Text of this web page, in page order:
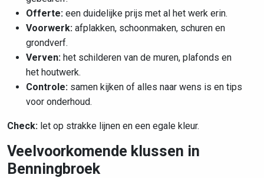
Offerte: een duidelijke prijs met al het werk erin.
Voorwerk: afplakken, schoonmaken, schuren en
grondverf.
Verven: het schilderen van de muren, plafonds en
het houtwerk.
Controle: samen kijken of alles naar wens is en tips
voor onderhoud.
Check: let op strakke lijnen en een egale kleur.
Veelvoorkomende klussen in
Benningbroek